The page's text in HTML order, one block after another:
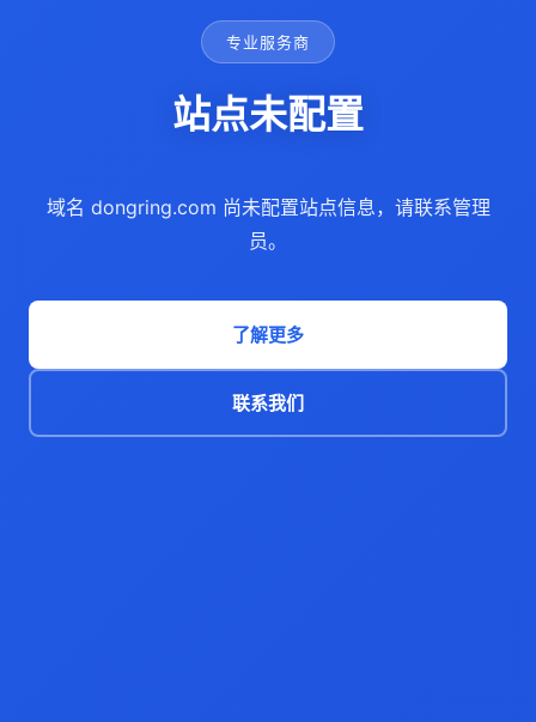
专业服务商
站点未配置
域名 dongring.com 尚未配置站点信息，请联系管理
员。
了解更多
联系我们